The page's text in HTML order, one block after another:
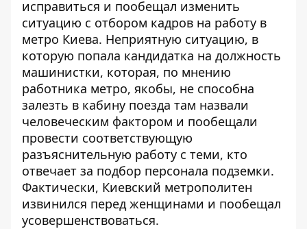
исправиться и пообещал изменить
ситуацию с отбором кадров на работу в
метро Киева. Неприятную ситуацию, в
которую попала кандидатка на должность
машинистки, которая, по мнению
работника метро, ​​якобы, не способна
залезть в кабину поезда там назвали
человеческим фактором и пообещали
провести соответствующую
разъяснительную работу с теми, кто
отвечает за подбор персонала подземки.
Фактически, Киевский метрополитен
извинился перед женщинами и пообещал
усовершенствоваться.